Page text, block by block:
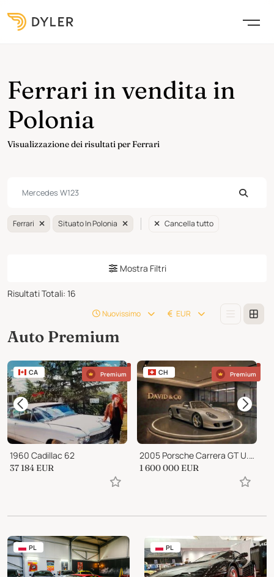
Ferrari in vendita in
Polonia
Visualizzazione dei risultati per Ferrari
Ferrari Situato In Polonia Cancella tutto
Mostra Filtri
Risultati Totali: 16
Nuovissimo EUR
Auto Premium
CA Premium
1960 Cadillac 62
37 184 EUR
CH Premium
2005 Porsche Carrera GT U.S. Specification
1 600 000 EUR
PL PL